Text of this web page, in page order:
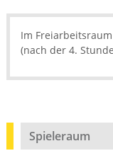
Im
(nach der 4.
Spieleraum